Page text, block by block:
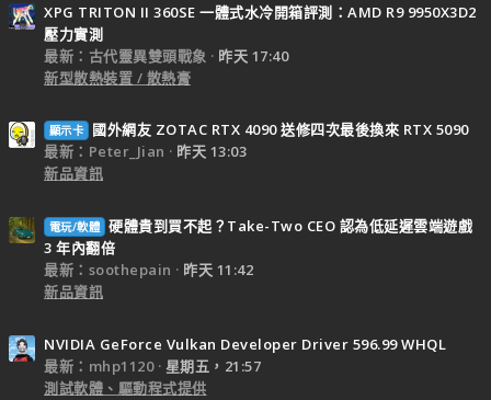
XPG TRITON II 360SE 一體式水冷開箱評測：AMD R9 9950X3D2
壓力實測
最新：古代靈異雙頭戰象
昨天 17:40
新型散熱裝置 / 散熱膏
顯示卡
國外網友 ZOTAC RTX 4090 送修四次最後換來 RTX 5090
最新：Peter_Jian
昨天 13:03
新品資訊
電玩/軟體 硬體貴到買不起？Take-Two CEO 認為低延遲雲端遊戲
3 年內翻倍
最新：soothepain
昨天 11:42
新品資訊
NVIDIA GeForce Vulkan Developer Driver 596.99 WHQL
最新：mhp1120
星期五，21:57
測試軟體、驅動程式提供